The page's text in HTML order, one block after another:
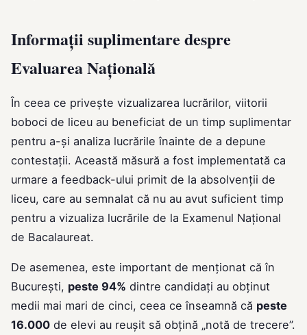
Informații suplimentare despre
Evaluarea Națională
În ceea ce privește vizualizarea lucrărilor, viitorii
boboci de liceu au beneficiat de un timp suplimentar
pentru a-și analiza lucrările înainte de a depune
contestații. Această măsură a fost implementată ca
urmare a feedback-ului primit de la absolvenții de
liceu, care au semnalat că nu au avut suficient timp
pentru a vizualiza lucrările de la Examenul Național
de Bacalaureat.
De asemenea, este important de menționat că în
București, peste 94% dintre candidați au obținut
medii mai mari de cinci, ceea ce înseamnă că peste
16.000 de elevi au reușit să obțină „notă de trecere”.